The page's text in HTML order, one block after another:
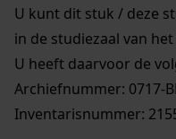
U kunt dit stuk / deze
in de studiezaal van
U heeft daarvoor de
Archiefnummer: 0717-
Inventarisnummer: